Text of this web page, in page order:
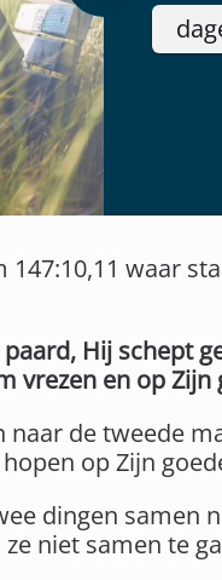
waar
Hij schept
vrezen en op
de tweede
op Zijn
dingen samen
niet samen te